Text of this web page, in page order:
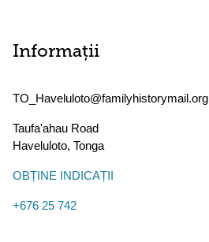
Informații
TO_Haveluloto@familyhistorymail.org
Taufa'ahau Road
Haveluloto, Tonga
OBȚINE INDICAȚII
+676 25 742